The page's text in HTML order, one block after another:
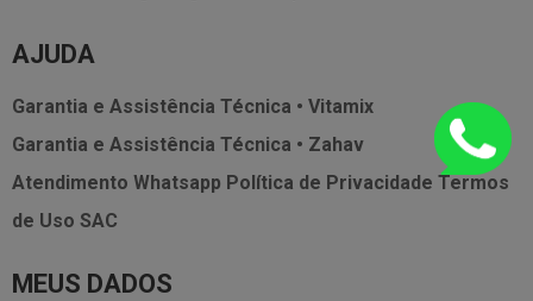
AJUDA
Garantia e Assistência Técnica • Vitamix
Garantia e Assistência Técnica • Zahav
Atendimento Whatsapp Política de Privacidade Termos
de Uso SAC
MEUS DADOS